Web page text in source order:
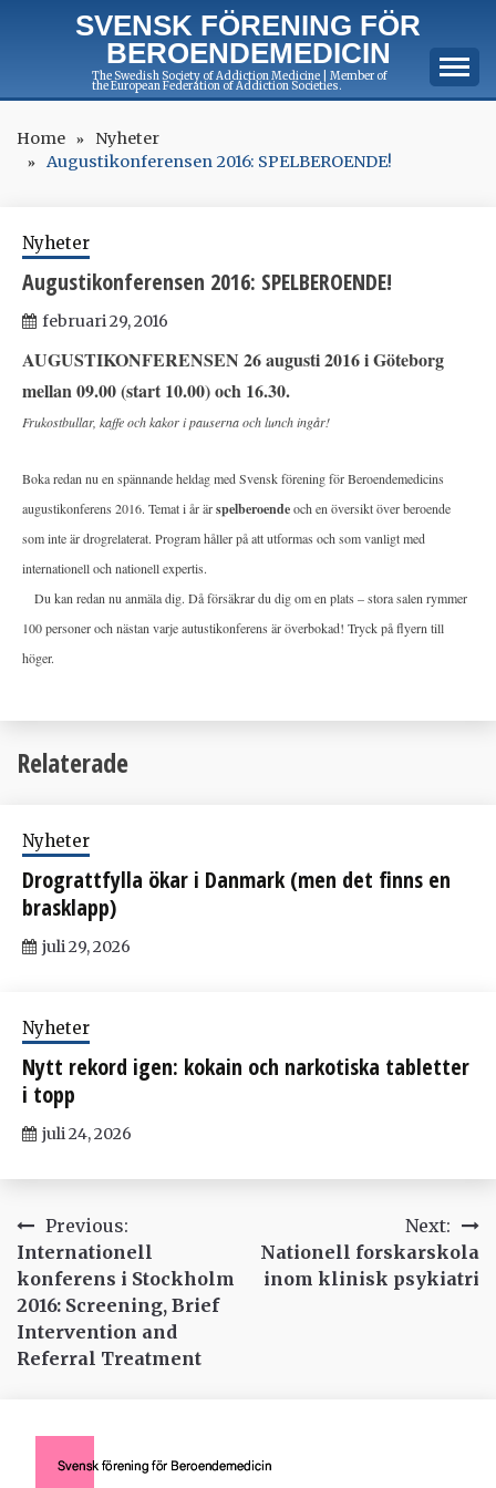
SVENSK FÖRENING FÖR
BEROENDEMEDICIN
The Swedish Society of Addiction Medicine | Member of
the European Federation of Addiction Societies.
Home
Nyheter
Augustikonferensen 2016: SPELBEROENDE!
Nyheter
Augustikonferensen 2016: SPELBEROENDE!
februari 29, 2016
AUGUSTIKONFERENSEN 26 augusti 2016 i Göteborg
mellan 09.00 (start 10.00) och 16.30.
Frukostbullar, kaffe och kakor i pauserna och lunch ingår!
Boka redan nu en spännande heldag med Svensk förening för Beroendemedicins
augustikonferens 2016. Temat i år ärspelberoendeoch en översikt över beroende
som inte är drogrelaterat. Program håller på att utformas och som vanligt med
internationell och nationell expertis.
Du kan redan nu anmäla dig. Då försäkrar du dig om en plats – stora salen rymmer
100 personer och nästan varje autustikonferens är överbokad! Tryck på flyern till
höger.
Relaterade
Nyheter
Drograttfylla ökar i Danmark (men det finns en
brasklapp)
juli 29, 2026
Nyheter
Nytt rekord igen: kokain och narkotiska tabletter
i topp
juli 24, 2026
Inläggsnavigering
Previous:
Internationell
konferens i Stockholm
2016: Screening, Brief
Intervention and
Referral Treatment
Next:
Nationell forskarskola
inom klinisk psykiatri